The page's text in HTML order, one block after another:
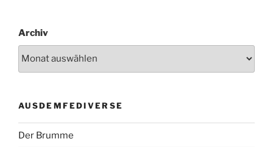
Archiv
AUSDEMFEDIVERSE
Der Brumme